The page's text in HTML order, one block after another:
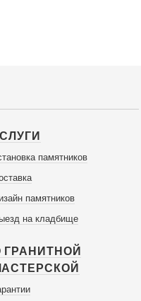
памятников
памятников
на кладбище
ГРАНИТНОЙ